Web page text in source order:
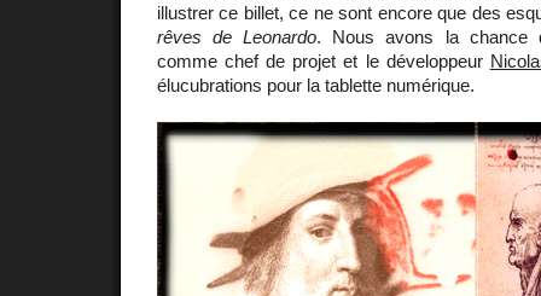
illustrer ce billet, ce ne sont encore que des
rêves de Leonardo. Nous avons la chance
comme chef de projet et le développeur
élucubrations pour la tablette numérique.